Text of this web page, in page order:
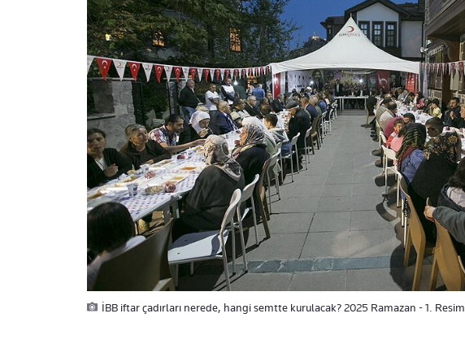
İBB iftar çadırları nerede, hangi semtte kurulacak? 2025 Ramazan - 1. Resim